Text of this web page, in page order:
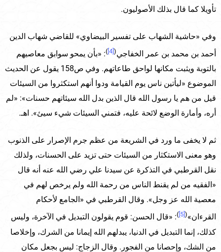
تأويلا كما قال بذلك الأصوليون.
وفي «حاشية الشهاب على تفسير البيضاوي» للقاضي شهاب الدين
أحمد بن محمد بن عمر الخفاجي(
): «بأن يمحو سوابق معاصيهم
بالتوبة ويثبت مكانها لواحق طاعاتهم. وفي ص158 يقول عن الحديث
الموضوع «ليأتين ناس يوم القيامة ودوا أنهم استكثروا من السيئات
قيل من هم يا رسول الله قال الذين بدل الله سيئاتهم حسنات»: «لم
أره، وأمارة الوضع لائحة عليه، فتمني السيئات شيء سيئ». اهـ.
ثم لا يخفى ما ورد في الشريعة من عظم جرم الإصرار على الذنوب
وهو معنى الاستكثار من السيئات حتى تزيد على الحسنات، ولذلك
نقل القرطبي في التذكرة عن سيدنا علي رضي الله عنه أنه قال
«الفقيه من لم يقنط الناس من رحمة الله ولم يرخص لهم في
معصية الله عز وجل». وقال القرطبي في «الجامع لأحكام
القرءان»(
): «قال الحسن: قوم يقولون التبديل في الآخرة، وليس
كذلك، إنما التبديل في الدنيا، يبدلهم الله إيمانا من الشرك، وإخلاصا
من الشك، وإحصانا من الفجور. وقال الزجاج: ليس بجعل مكان